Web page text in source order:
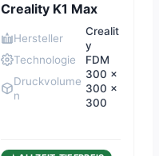
Creality K1 Max
Hersteller
Crealit
y
Technologie
FDM
Druckvolume
n
300 x
300 x
300